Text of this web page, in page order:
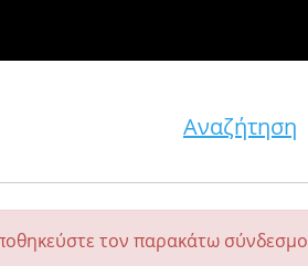
Αναζήτηση
τον παρακάτω